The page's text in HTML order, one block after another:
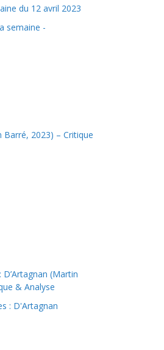
du 12 avril 2023
Barré, 2023) – Critique
(Martin
& Analyse